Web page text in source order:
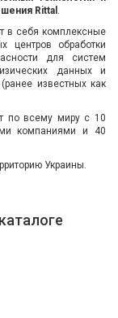
Rittal
в себя комплексные
центров обработки
для систем
данных и
известных как
по всему миру с 10
компаниями и 40
Украины.